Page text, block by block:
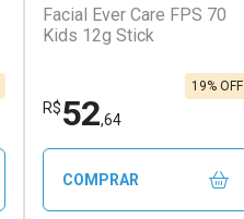
Facial Ever Care FPS 70
Kids 12g Stick
R$52,64
19% OFF
COMPRAR